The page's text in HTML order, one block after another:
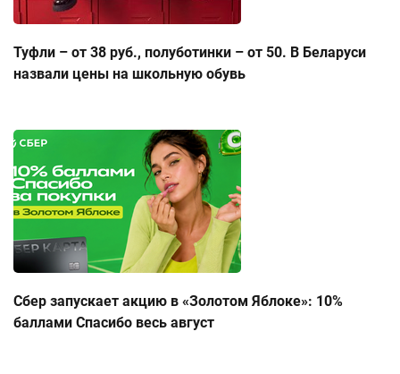
Туфли – от 38 руб., полуботинки – от 50. В Беларуси
назвали цены на школьную обувь
Сбер запускает акцию в «Золотом Яблоке»: 10%
баллами Спасибо весь август